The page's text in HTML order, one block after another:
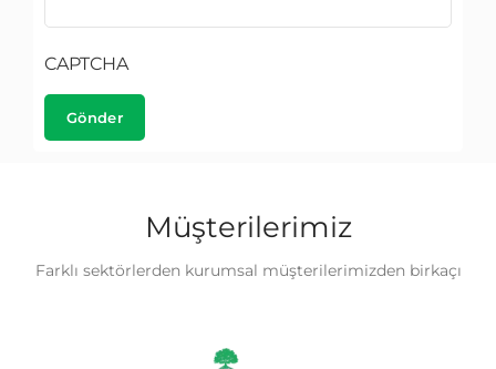
CAPTCHA
Müşterilerimiz
Farklı sektörlerden kurumsal müşterilerimizden birkaçı